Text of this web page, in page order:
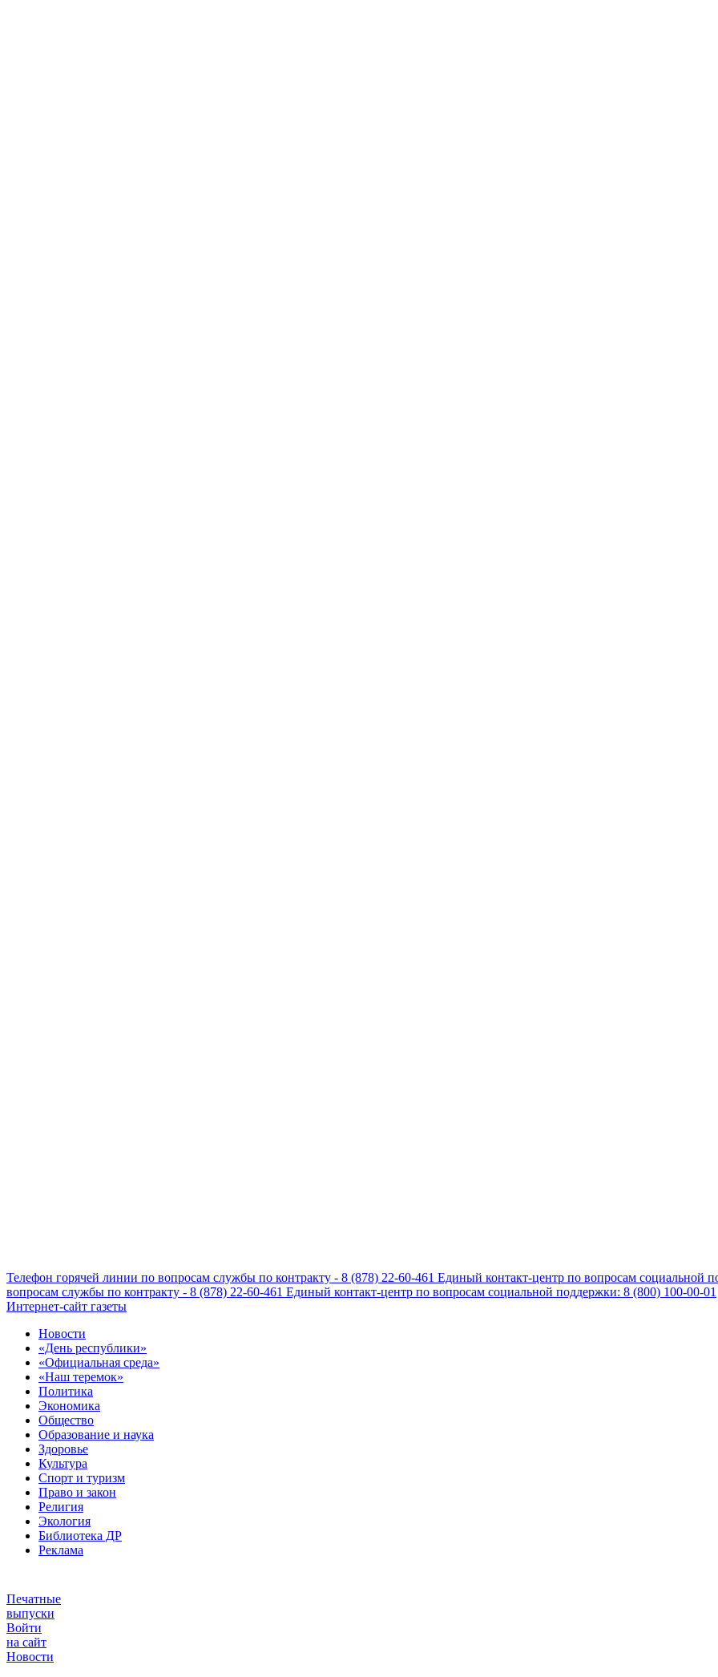
Телефон горячей линии по вопросам службы по контракту - 8 (878) 22-60-461 Единый контакт-центр по вопросам социальной
вопросам службы по контракту - 8 (878) 22-60-461 Единый контакт-центр по вопросам социальной поддержки: 8 (800) 100-00-01
Интернет-сайт газеты
Новости
«День республики»
«Официальная среда»
«Наш теремок»
Политика
Экономика
Общество
Образование и наука
Здоровье
Культура
Спорт и туризм
Право и закон
Религия
Экология
Библиотека ДР
Реклама
Печатные
выпуски
Войти
на сайт
Новости